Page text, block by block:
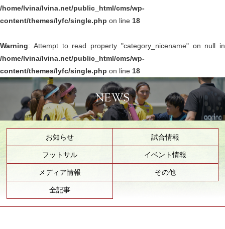
/home/lvina/lvina.net/public_html/cms/wp-
content/themes/lyfc/single.php on line 18
Warning: Attempt to read property "category_nicename" on null in
/home/lvina/lvina.net/public_html/cms/wp-
content/themes/lyfc/single.php on line 18
NEWS
お知らせ 試合情報
フットサル イベント情報
メディア情報 その他
全記事